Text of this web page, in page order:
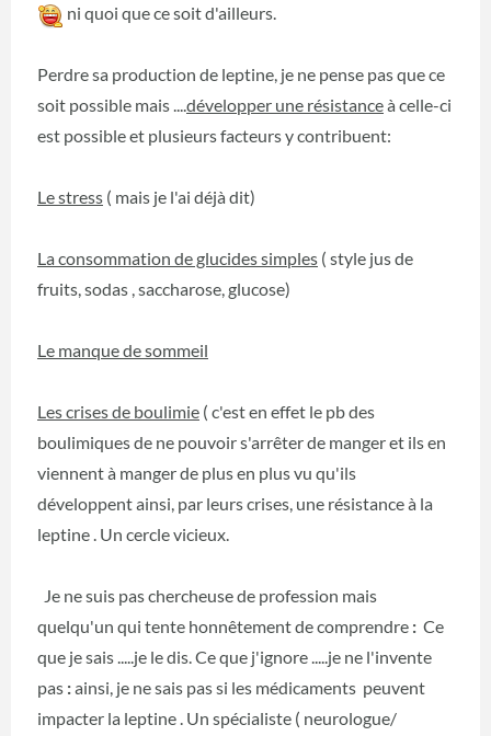
ni quoi que ce soit d'ailleurs.
Perdre sa production de leptine, je ne pense pas que ce
soit possible mais .... développer une résistanceà celle-ci
est possible et plusieurs facteurs y contribuent:
Le stress ( mais je l'ai déjà dit)
La consommation de glucides simples ( style jus de
fruits, sodas , saccharose, glucose)
Le manque de sommeil
Les crises de boulimie ( c'est en effet le pb des
boulimiques de ne pouvoir s'arrêter de manger et ils en
viennent à manger de plus en plus vu qu'ils
développent ainsi, par leurs crises, une résistance à la
leptine . Un cercle vicieux.
Je ne suis pas chercheuse de profession mais
quelqu'un qui tente honnêtement de comprendre : Ce
que je sais .....je le dis. Ce que j'ignore .....je ne l'invente
pas :ainsi, je ne sais pas si les médicaments peuvent
impacter la leptine . Un spécialiste ( neurologue/